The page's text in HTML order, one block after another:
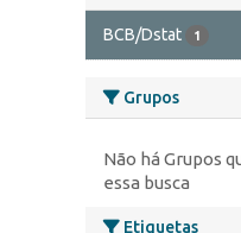
BCB/Dstat 1
Grupos
Não há Grupos
essa busca
Etiquetas